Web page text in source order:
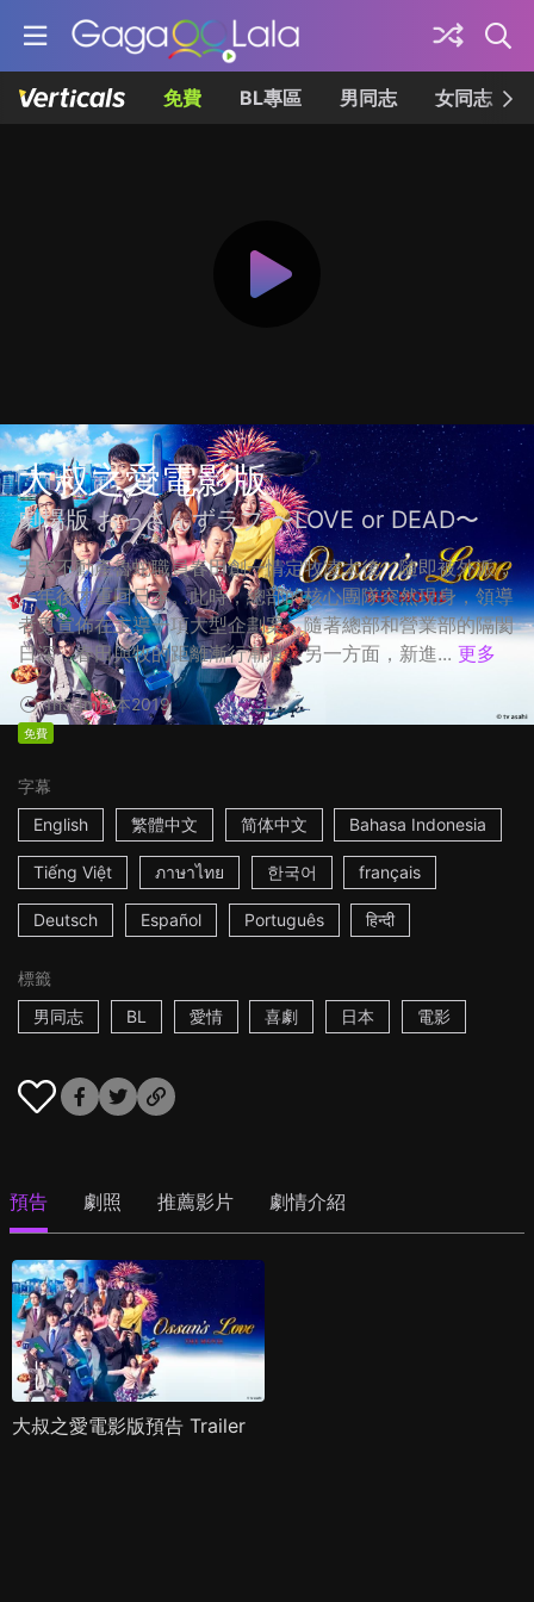
免費 BL專區 男同志 女同志
大叔之愛電影版
劇場版 おっさんずラブ 〜LOVE or DEAD〜
天空不動產魯蛇職員春田創一情定牧凌太後，隨即被外派，
一年後才重回日本。此時，總部的核心團隊突然現身，領導
者更宣佈在主導一項大型企劃案，隨著總部和營業部的隔閡
日深，春田與牧的距離漸行漸遠。另一方面，新進... 更多
1h53m日本2019
免費
字幕
English
繁體中文 简体中文 Bahasa Indonesia
Tiếng Việt ภาษาไทย 한국어 français
Deutsch Español Português हिन्दी
標籤
男同志
BL 愛情 喜劇 日本 電影
預告 劇照 推薦影片 劇情介紹
大叔之愛電影版預告 Trailer